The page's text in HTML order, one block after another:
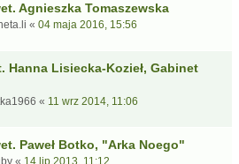
Agnieszka Tomaszewska
« 04 maja 2016, 15:56
Hanna Lisiecka-Kozieł, Gabinet
« 11 wrz 2014, 11:06
Paweł Botko, "Arka Noego"
« 14 lip 2013, 11:12